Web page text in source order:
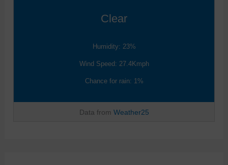
Clear
Humidity: 23%
Wind Speed: 27.4Kmph
Chance for rain: 1%
Data from Weather25